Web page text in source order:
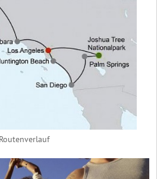
Routenverlauf